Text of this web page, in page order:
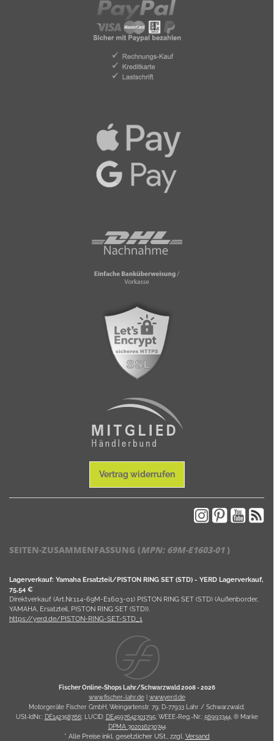
Vertrag widerrufen
SEITEN-ZUSAMMENFASSUNG (MPN: 69M-E1603-01)
Lagerverkauf: Yamaha Ersatzteil/PISTON RING SET (STD) - YERD Lagerverkauf,
75,54 €
Direktverkauf (Art.Nr.114-69M-E1603-01) PISTON RING SET (STD) (Außenborder,
YAMAHA, Ersatzteil, PISTON RING SET (STD)).
https://yerd.de/PISTON-RING-SET-STD_1
Fischer Online-Shops Lahr/Schwarzwald 2008 -2026
www.fischer-lahr.de| www.yerd.de
Motorgeräte Fischer GmbH; Weingartenstr. 79; D-77933 Lahr / Schwarzwald;
USt-IdNr.: DE142358766; LUCID: DE4597642301795; WEEE-Reg.-Nr.: 56993344, ® Marke
DPMA 302016230744
* Alle Preise inkl. gesetzlicher USt., zzgl. Versand